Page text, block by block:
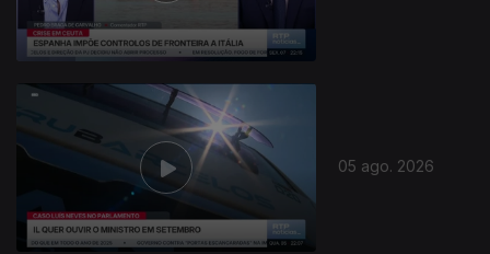
05 ago. 2026